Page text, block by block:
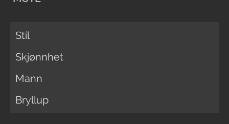
Stil
Skjønnhet
Mann
Bryllup